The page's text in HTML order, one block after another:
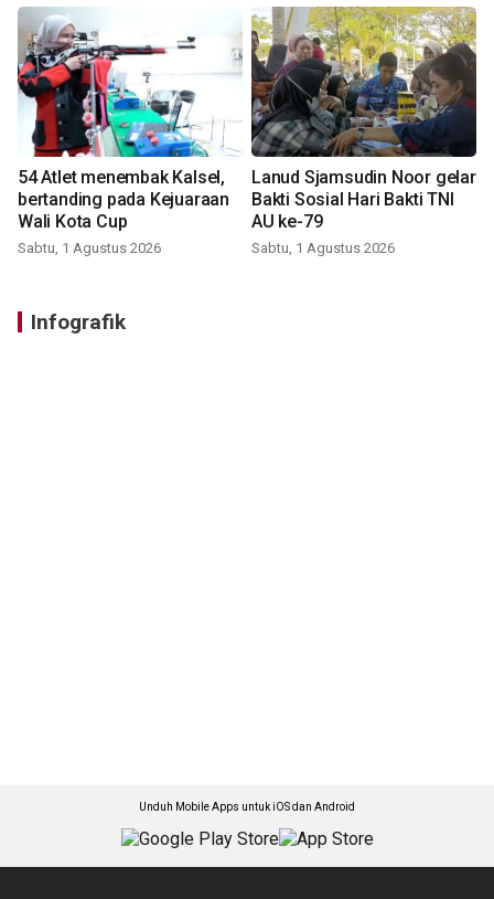
54 Atlet menembak Kalsel,
bertanding pada Kejuaraan
Wali Kota Cup
Sabtu, 1 Agustus 2026
Lanud Sjamsudin Noor gelar
Bakti Sosial Hari Bakti TNI
AU ke-79
Sabtu, 1 Agustus 2026
Infografik
Unduh Mobile Apps untuk iOS dan Android